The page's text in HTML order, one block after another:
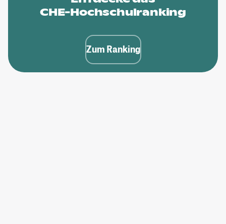
CHE-Hochschulranking
Zum Ranking